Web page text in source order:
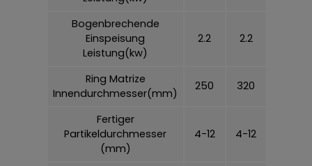
Bogenbrechende
Einspeisung
Leistung(kw)
2.2 2.2
Ring Matrize
Innendurchmesser(mm)
250 320
Fertiger
Partikeldurchmesser
(mm)
4-12 4-12